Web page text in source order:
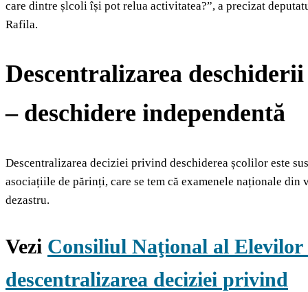
care dintre șlcoli își pot relua activitatea?”, a precizat
Rafila.
Descentralizarea
– deschidere independentă
Descentralizarea deciziei privind deschiderea școlilor este
asociațiile de părinți, care se tem că examenele naționale din
dezastru.
Vezi Consiliul Naţional al Elevilor
descentralizarea deciziei privind